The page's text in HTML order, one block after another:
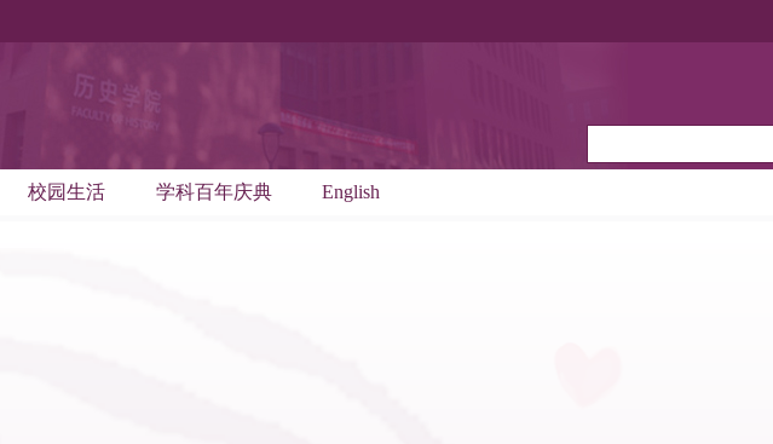
校园生活 学科百年庆典 English